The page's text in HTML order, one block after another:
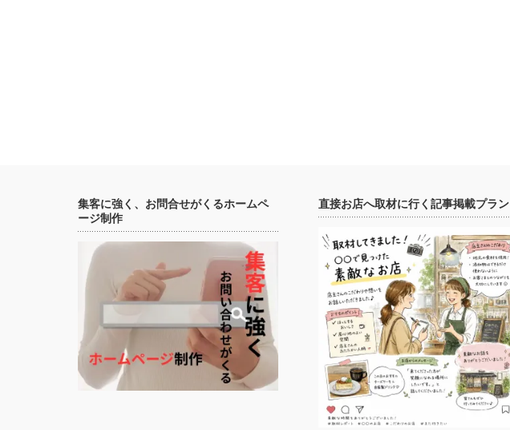
集客に強く、お問合せがくるホームペ
ージ制作
直接お店へ取材に行く記事掲載プラン